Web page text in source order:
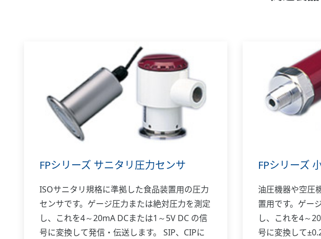
FPシリーズ サニタリ圧力センサ
ISOサニタリ規格に準拠した食品装置用の圧力
センサです。ゲージ圧力または絶対圧力を測定
し、これを4～20mA DCまたは1～5V DC の信
号に変換して発信・伝送します。 SIP、CIPに
FPシリーズ
油圧機器や空圧
置用です。ゲー
し、これを4～
号に変換して